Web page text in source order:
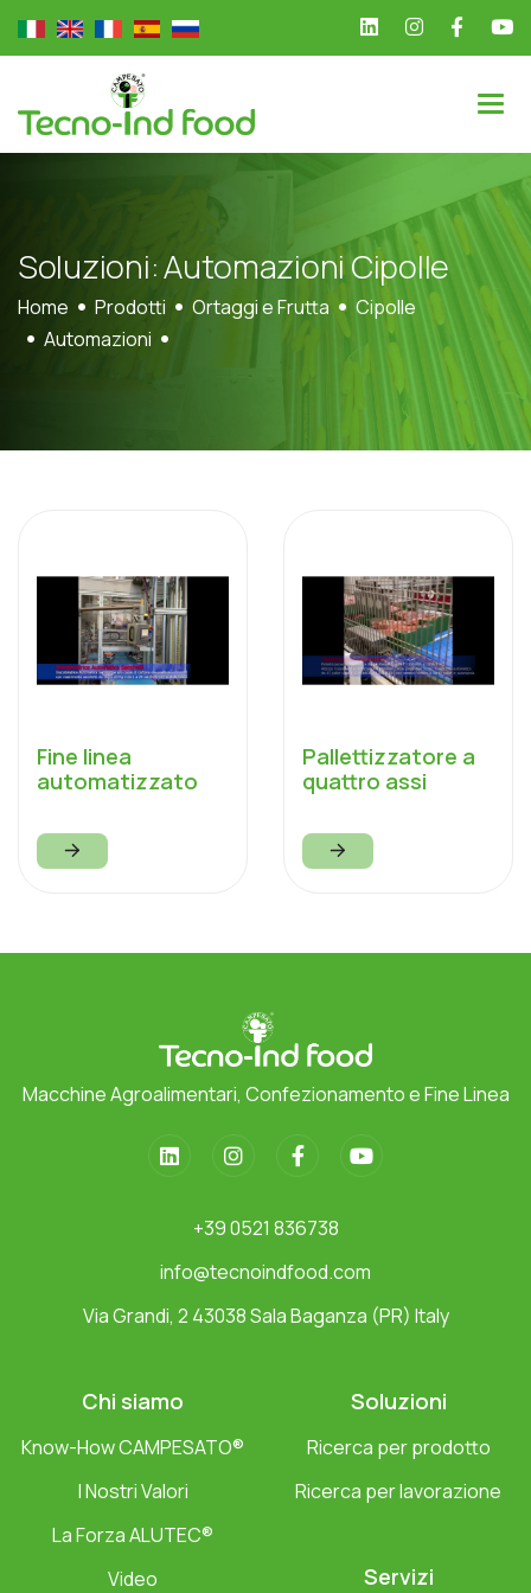
Soluzioni:AutomazioniCipolle
Home Prodotti Ortaggi e Frutta
Cipolle
Automazioni
Fine linea
automatizzato
Pallettizzatore a
quattro assi
Macchine Agroalimentari, Confezionamento e Fine Linea
+39 0521 836738
info@tecnoindfood.com
Via Grandi, 2 43038 Sala Baganza (PR) Italy
Chi siamo
Know-How CAMPESATO®
I Nostri Valori
La Forza ALUTEC®
Video
Soluzioni
Ricerca per prodotto
Ricerca per lavorazione
Servizi